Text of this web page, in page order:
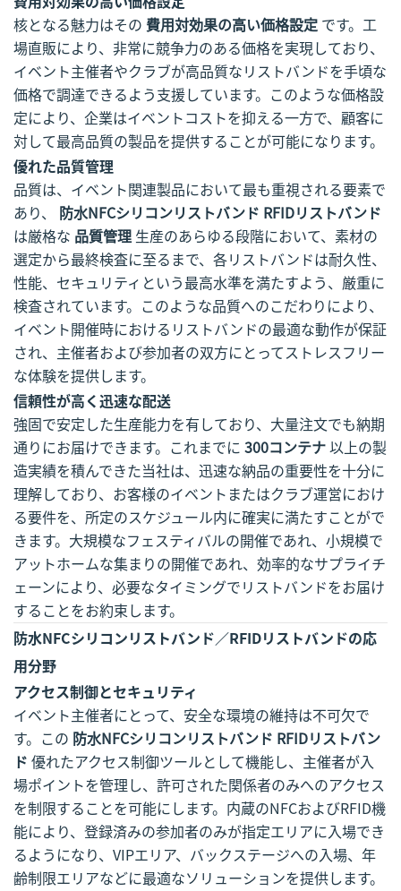
核となる魅力はその 費用対効果の高い価格設定 です。工
場直販により、非常に競争力のある価格を実現しており、
イベント主催者やクラブが高品質なリストバンドを手頃な
価格で調達できるよう支援しています。このような価格設
定により、企業はイベントコストを抑える一方で、顧客に
対して最高品質の製品を提供することが可能になります。
優れた品質管理
品質は、イベント関連製品において最も重視される要素で
あり、 防水NFCシリコンリストバンド RFIDリストバンド
は厳格な 品質管理 生産のあらゆる段階において、素材の
選定から最終検査に至るまで、各リストバンドは耐久性、
性能、セキュリティという最高水準を満たすよう、厳重に
検査されています。このような品質へのこだわりにより、
イベント開催時におけるリストバンドの最適な動作が保証
され、主催者および参加者の双方にとってストレスフリー
な体験を提供します。
信頼性が高く迅速な配送
強固で安定した生産能力を有しており、大量注文でも納期
通りにお届けできます。これまでに 300コンテナ以上の製
造実績を積んできた当社は、迅速な納品の重要性を十分に
理解しており、お客様のイベントまたはクラブ運営におけ
る要件を、所定のスケジュール内に確実に満たすことがで
きます。大規模なフェスティバルの開催であれ、小規模で
アットホームな集まりの開催であれ、効率的なサプライチ
ェーンにより、必要なタイミングでリストバンドをお届け
することをお約束します。
防水NFCシリコンリストバンド／RFIDリストバンドの応
用分野
アクセス制御とセキュリティ
イベント主催者にとって、安全な環境の維持は不可欠で
す。この 防水NFCシリコンリストバンド RFIDリストバン
ド 優れたアクセス制御ツールとして機能し、主催者が入
場ポイントを管理し、許可された関係者のみへのアクセス
を制限することを可能にします。内蔵のNFCおよびRFID機
能により、登録済みの参加者のみが指定エリアに入場でき
るようになり、VIPエリア、バックステージへの入場、年
齢制限エリアなどに最適なソリューションを提供します。